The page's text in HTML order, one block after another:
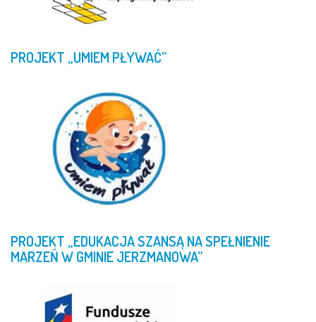
PROJEKT „UMIEMPŁYWAĆ”
PROJEKT „EDUKACJASZANSĄNASPEŁNIENIE
MARZEŃWGMINIEJERZMANOWA”